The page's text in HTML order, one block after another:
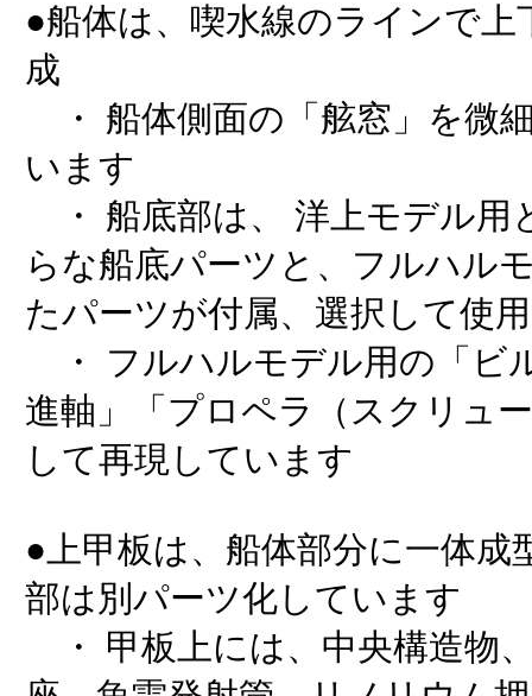
●船体は、喫水線のラインで
成
・ 船体側面の「舷窓」を微
います
・ 船底部は、 洋上モデル用
らな船底パーツと、フルハル
たパーツが付属、選択して使
・ フルハルモデル用の「ビ
進軸」「プロペラ（スクリュ
して再現しています
●上甲板は、船体部分に一体成
部は別パーツ化しています
・ 甲板上には、中央構造物